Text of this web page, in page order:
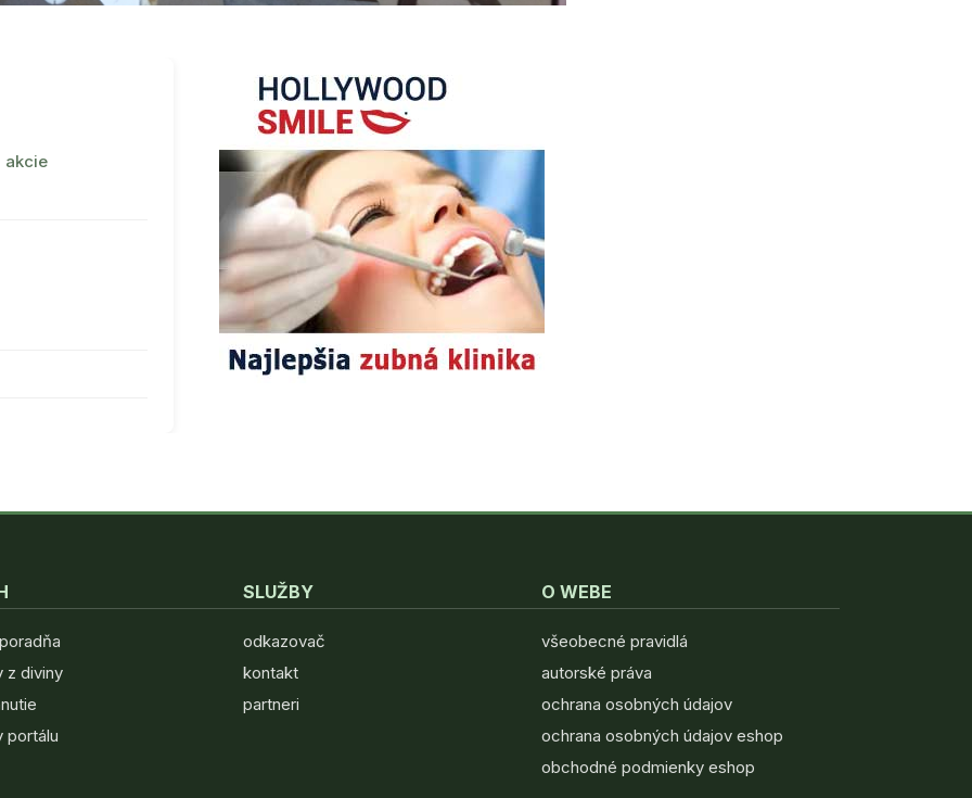
akcie
z diviny
portálu
SLUŽBY
odkazovač
kontakt
partneri
O WEBE
všeobecné pravidlá
autorské práva
ochrana osobných údajov
ochrana osobných údajov eshop
obchodné podmienky eshop